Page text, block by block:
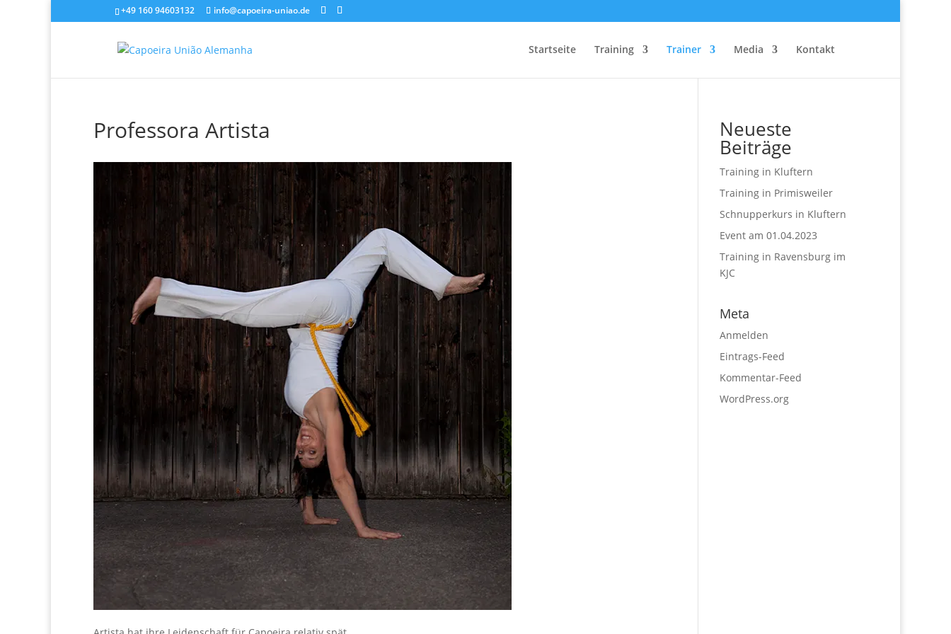
+49 160 94603132 info@capoeira-uniao.de
Startseite Training Trainer Media Kontakt
Professora Artista Neueste
Beiträge
Training in Kluftern
Training in Primisweiler
Schnupperkurs in Kluftern
Event am 01.04.2023
Training in Ravensburg im
KJC
Meta
Anmelden
Eintrags-Feed
Kommentar-Feed
WordPress.org